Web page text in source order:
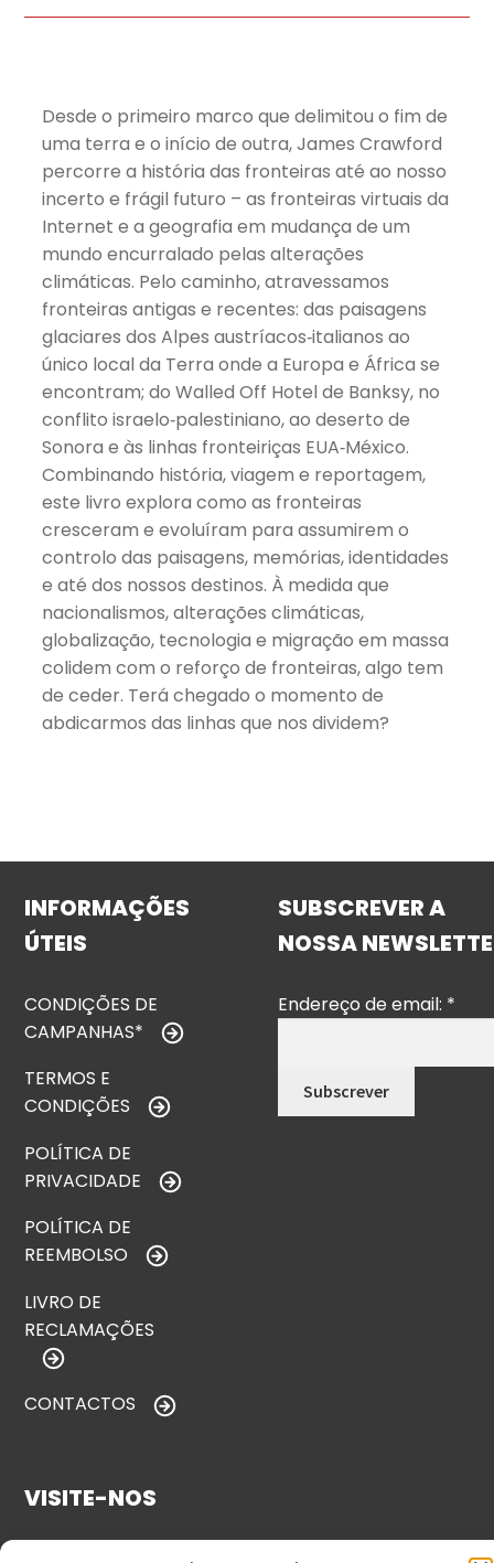
Desde o primeiro marco que delimitou o fim de
uma terra e o início de outra, James Crawford
percorre a história das fronteiras até ao nosso
incerto e frágil futuro – as fronteiras virtuais da
Internet e a geografia em mudança de um
mundo encurralado pelas alterações
climáticas. Pelo caminho, atravessamos
fronteiras antigas e recentes: das paisagens
glaciares dos Alpes austríacos‑italianos ao
único local da Terra onde a Europa e África se
encontram; do Walled Off Hotel de Banksy, no
conflito israelo‑palestiniano, ao deserto de
Sonora e às linhas fronteiriças EUA‑México.
Combinando história, viagem e reportagem,
este livro explora como as fronteiras
cresceram e evoluíram para assumirem o
controlo das paisagens, memórias, identidades
e até dos nossos destinos. À medida que
nacionalismos, alterações climáticas,
globalização, tecnologia e migração em massa
colidem com o reforço de fronteiras, algo tem
de ceder. Terá chegado o momento de
abdicarmos das linhas que nos dividem?
INFORMAÇÕES
ÚTEIS
CONDIÇÕES DE
CAMPANHAS*
TERMOS E
CONDIÇÕES
POLÍTICA DE
PRIVACIDADE
POLÍTICA DE
REEMBOLSO
LIVRO DE
RECLAMAÇÕES
CONTACTOS
SUBSCREVER A
NOSSA
Endereço de email: *
VISITE-NOS